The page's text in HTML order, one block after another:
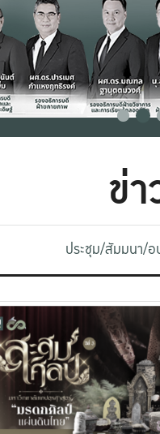
ข่
ประชุม/สัมมนา/อ